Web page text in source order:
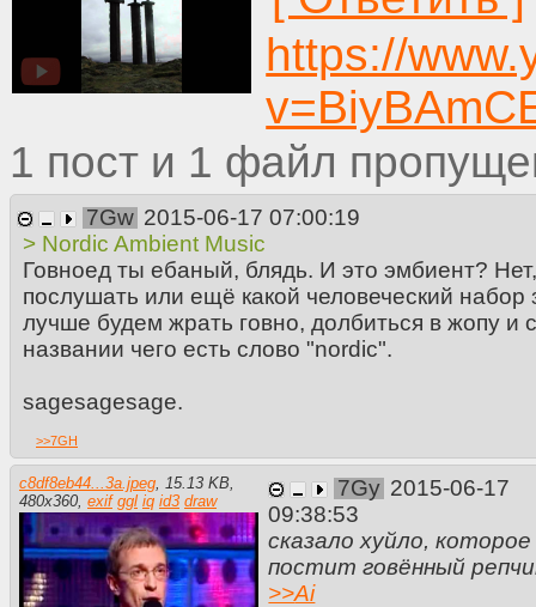
https://
1 1
7Gw 2015-06-17 07:00:19
> Nordic Ambient Music
Говноед ты ебаный, блядь. И это эмбиент?
послушать или ещё какой человеческий
лучше будем жрать говно, долбиться в жопу и
названии чего есть слово "nordic".
sagesagesage.
>>7GH
c8df8eb44...3a.jpeg 15.13 KB
480x360 exif ggl iq id3 draw
7Gy 2015-06-17
09:38:53
сказало хуйло, которое
постит говённый
>>Ai